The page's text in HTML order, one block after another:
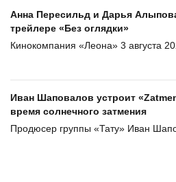
Анна Пересильд и Дарья
трейлере «Без оглядки»
Кинокомпания «Леона» 3 августа
Иван Шаповалов устроит
время солнечного затмения
Продюсер группы «Тату» Иван